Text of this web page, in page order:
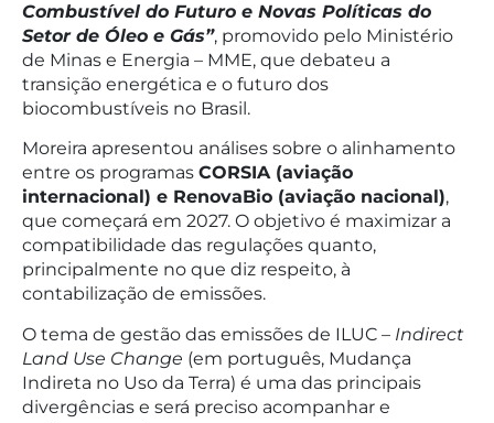
Combustível do Futuro e Novas Políticas do
Setor de Óleo e Gás”, promovido pelo Ministério
de Minas e Energia – MME, que debateu a
transição energética e o futuro dos
biocombustíveis no Brasil.
Moreira apresentou análises sobre o alinhamento
entre os programas CORSIA (aviação
internacional) e RenovaBio (aviação nacional),
que começará em 2027. O objetivo é maximizar a
compatibilidade das regulações quanto,
principalmente no que diz respeito, à
contabilização de emissões.
O tema de gestão das emissões de ILUC – Indirect
Land Use Change (em português, Mudança
Indireta no Uso da Terra) é uma das principais
divergências e será preciso acompanhar e